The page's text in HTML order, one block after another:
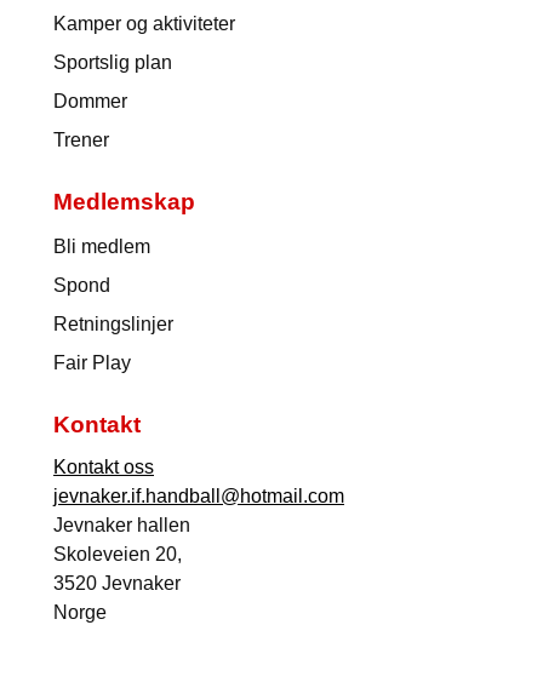
Kamper og aktiviteter
Sportslig plan
Dommer
Trener
Medlemskap
Bli medlem
Spond
Retningslinjer
Fair Play
Kontakt
Kontakt oss
jevnaker.if.handball@hotmail.com
Jevnaker hallen
Skoleveien 20,
3520 Jevnaker
Norge